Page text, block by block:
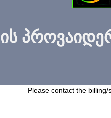
Please contact the